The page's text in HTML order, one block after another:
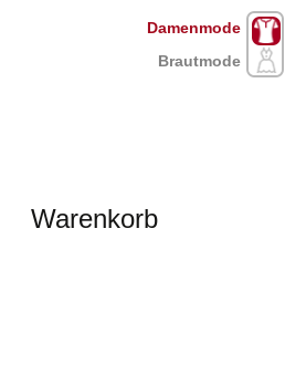
Damenmode
Brautmode
Warenkorb